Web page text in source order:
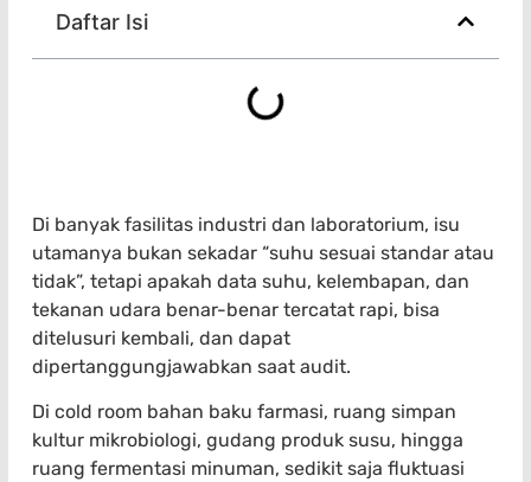
Daftar Isi
Di banyak fasilitas industri dan laboratorium, isu
utamanya bukan sekadar “suhu sesuai standar atau
tidak”, tetapi apakah data suhu, kelembapan, dan
tekanan udara benar-benar tercatat rapi, bisa
ditelusuri kembali, dan dapat
dipertanggungjawabkan saat audit.
Di cold room bahan baku farmasi, ruang simpan
kultur mikrobiologi, gudang produk susu, hingga
ruang fermentasi minuman, sedikit saja fluktuasi